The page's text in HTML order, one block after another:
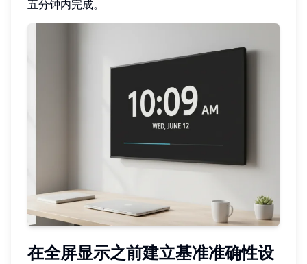
五分钟内完成。
在全屏显示之前建立基准准确性设